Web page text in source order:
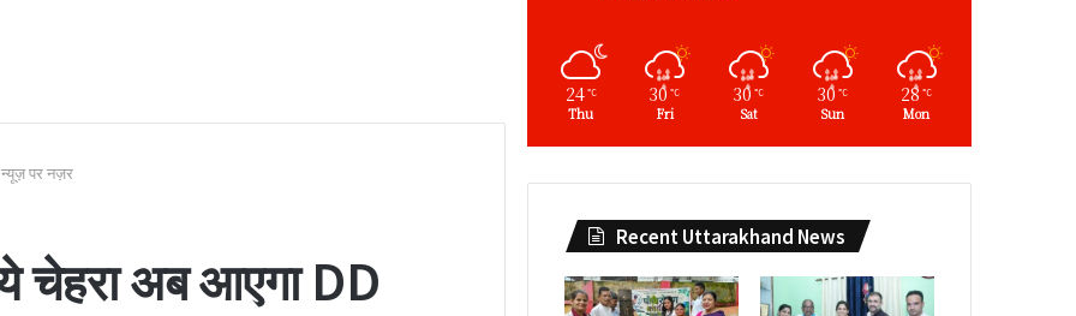
पर नज़र
चेहरा अब आएगा DD
24 ℃
Thu
30 ℃
Fri
30 ℃
Sat
30 ℃
Sun
28 ℃
Mon
Recent Uttarakhand News